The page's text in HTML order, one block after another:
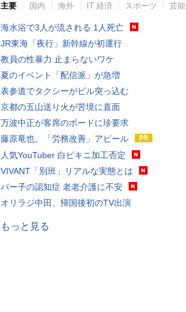
主要 国内 海外 IT 経済 スポーツ 芸能
海水浴で3人が流される 1人死亡
JR東海「夜行」新幹線が初運行
教員の性暴力 止まらないワケ
夏のイベント「配信派」が急増
表参道でタクシーがビル突っ込む
京都の五山送り火が苦境に直面
万波中正が客席のボードに珍要求
藤原竜也、「労務改善」アピール
人気YouTuber 白ビキニ加工否定
VIVANT「別班」リアルな実態とは
パー子の認知症 老老介護に不安
オリラジ中田、帰国後初のTV出演
もっと見る